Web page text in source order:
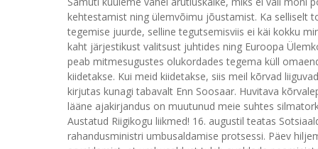
kehtestamist ning ülemvõimu jõustamist. Ka selliselt
tegemise juurde, selline tegutsemisviis ei käi kokku
kaht järjestikust valitsust juhtides ning Euroopa
peab mitmesugustes olukordades tegema küll
kiidetakse. Kui meid kiidetakse, siis meil kõrvad
kirjutas kunagi tabavalt Enn Soosaar. Huvitava
lääne ajakirjandus on muutunud meie suhtes
Austatud Riigikogu liikmed! 16. augustil teatas
rahandusministri umbusaldamise protsessi. Päev